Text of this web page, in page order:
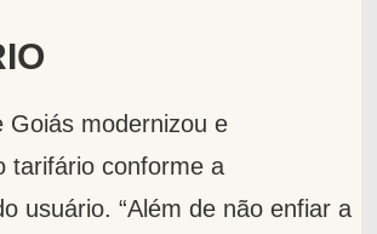
Goiás modernizou e
tarifário conforme a
usuário. “Além de não enfiar a